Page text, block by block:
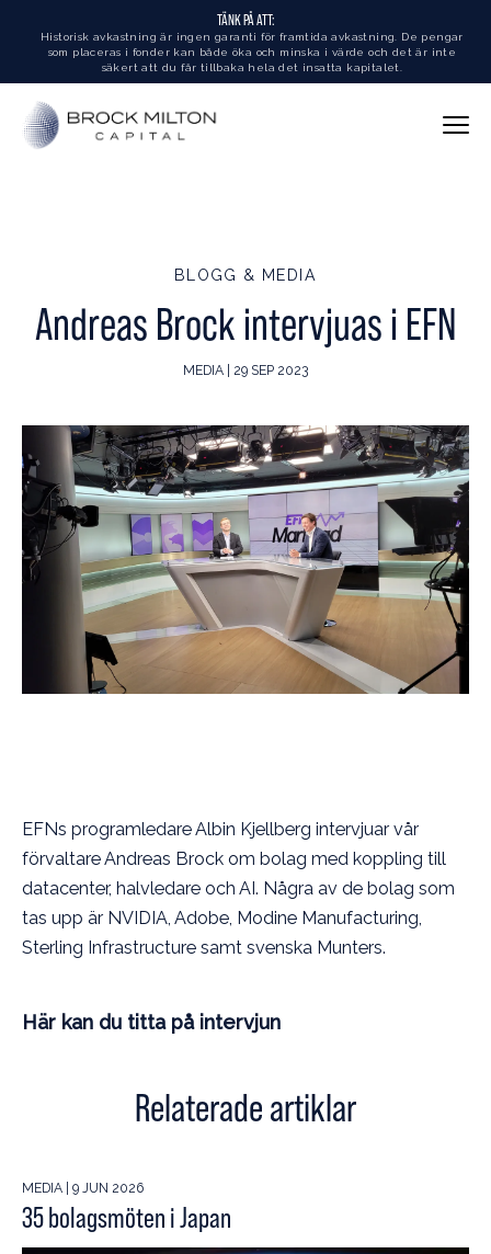
TÄNK PÅ ATT:
Historisk avkastning är ingen garanti för framtida avkastning. De pengar
som placeras i fonder kan både öka och minska i värde och det är inte
säkert att du får tillbaka hela det insatta kapitalet.
BLOGG & MEDIA
Andreas Brock intervjuas i EFN
MEDIA | 29 SEP 2023
EFNs programledare Albin Kjellberg intervjuar vår
förvaltare Andreas Brock om bolag med koppling till
datacenter, halvledare och AI. Några av de bolag som
tas upp är NVIDIA, Adobe, Modine Manufacturing,
Sterling Infrastructure samt svenska Munters.
Här kan du titta på intervjun
Relaterade artiklar
MEDIA | 9 JUN 2026
35 bolagsmöten i Japan